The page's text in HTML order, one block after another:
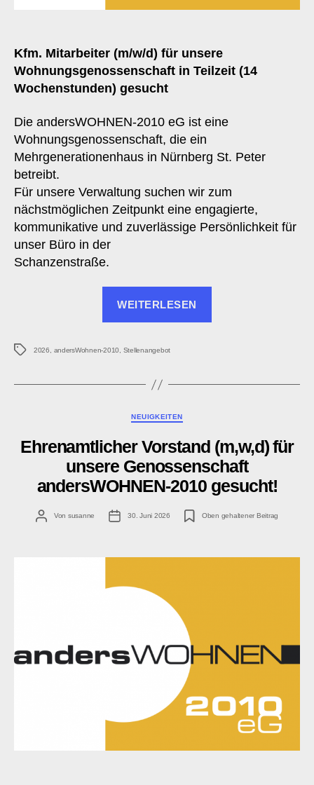
Kfm. Mitarbeiter (m/w/d) für unsere
Wohnungsgenossenschaft in Teilzeit (14
Wochenstunden) gesucht
Die andersWOHNEN-2010 eG ist eine
Wohnungsgenossenschaft, die ein
Mehrgenerationenhaus in Nürnberg St. Peter
betreibt.
Für unsere Verwaltung suchen wir zum
nächstmöglichen Zeitpunkt eine engagierte,
kommunikative und zuverlässige Persönlichkeit für
unser Büro in der
Schanzenstraße.
WEITERLESEN
Schlagwörter
2026 andersWohnen-2010 Stellenangebot
Kategorien
NEUIGKEITEN
Ehrenamtlicher Vorstand (m,w,d) für
unsere Genossenschaft
andersWOHNEN-2010 gesucht!
Beitragsautor
Von susanne Veröffentlichungsdatum
30. Juni 2026 Oben gehaltener Beitrag